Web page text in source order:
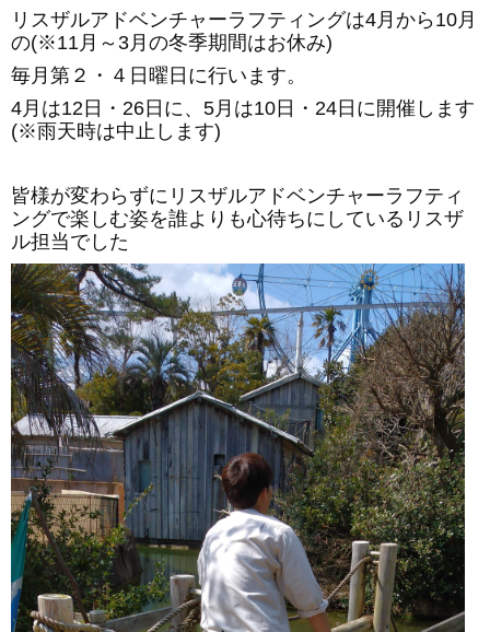
リスザルアドベンチャーラフティングは4月から10月
の(※11月～3月の冬季期間はお休み)
毎月第２・４日曜日に行います。
4月は12日・26日に、5月は10日・24日に開催します
(※雨天時は中止します)
皆様が変わらずにリスザルアドベンチャーラフティ
ングで楽しむ姿を誰よりも心待ちにしているリスザ
ル担当でした